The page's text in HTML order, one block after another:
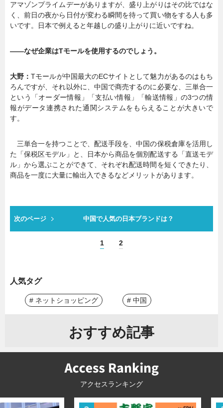
アマゾンプライムデーがありますが、盛り上がりはその比ではな
く、前日の夜から日付が変わる瞬間を待って買い物をする人も多
いです。日本で例えると年越しの盛り上がりに近いですね。
――なぜ企業はTモールを使用するのでしょう。
大野：Tモールが中国最大のECサイトとして魅力があるのはもち
ろんですが、それ以外に、中国で商売するのに必要な、三単合一
という「オーダー情報」「支払い情報」「輸送情報」の3つの情
報がデータ連携された通関システムをもらえることが大きいで
す。
三単合一を持つことで、配送手段を、中国の保税倉庫を活用し
た「保税区モデル」と、日本から商品を個別配送する「直送モデ
ル」から選ぶことができて、それぞれ配送時間を短くできたり、
商品を一度に大量に輸出入できるなどメリットがあります。
次のページ 中国で人気の日本ブランドは？
1 2
人気タグ
# ネットショッピング # 中国
おすすめ記事
アクセスランキング